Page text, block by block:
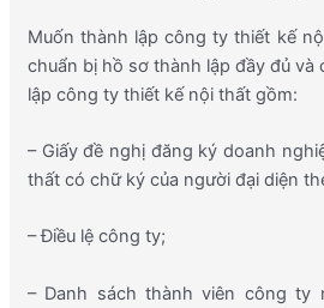
Muốn thành lập công ty thiết kế
chuẩn bị hồ sơ thành lập đầy đủ và
lập công ty thiết kế nội thất gồm:
– Giấy đề nghị đăng ký doanh
thất có chữ ký của người đại diện
– Điều lệ công ty;
– Danh sách thành viên công ty